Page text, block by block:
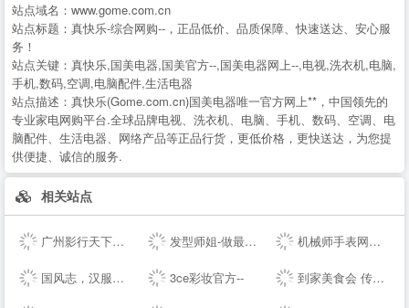
站点域名： www.gome.com.cn
站点标题： 真快乐-综合网购--，正品低价、品质保障、快速送达、安心服
务！
站点关键： 真快乐,国美电器,国美官方--,国美电器网上--,电视,洗衣机,电脑,
手机,数码,空调,电脑配件,生活电器
站点描述： 真快乐(Gome.com.cn)国美电器唯一官方网上**，中国领先的
专业家电网购平台.全球品牌电视、洗衣机、电脑、手机、数码、空调、电
脑配件、生活电器、网络产品等正品行货，更低价格，更快送达，为您提
供便捷、诚信的服务.
相关站点
广州影行天下文化传播有限公司 发型师姐-做最贴心的发型设计网 机械师手表网—海外自营仓储直邮手表，名表百年品牌文化
国风志，汉服正版导航站 Guofengzhi, Hanfu Genuine Navigation Station | 3ce彩妆官方-- 到家美食会 传递好滋味